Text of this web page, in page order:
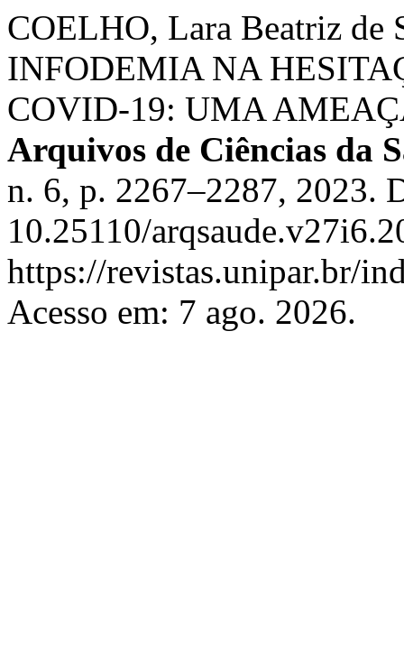
COELHO, Lara Beatriz de
INFODEMIA NA
COVID-19: UMA
Arquivos de Ciências da
n. 6, p. 2267–2287, 2023.
10.25110/
https://revistas.unipar.br/
Acesso em: 7 ago. 2026.